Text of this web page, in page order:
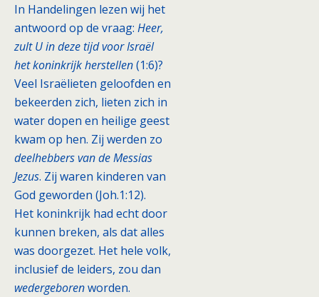
In Handelingen lezen wij het
antwoord op de vraag: Heer,
zult U in deze tijd voor Israël
het koninkrijk herstellen(1:6)?
Veel Israëlieten geloofden en
bekeerden zich, lieten zich in
water dopen en heilige geest
kwam op hen. Zij werden zo
deelhebbers van de Messias
Jezus. Zij waren kinderen van
God geworden (Joh.1:12).
Het koninkrijk had echt door
kunnen breken, als dat alles
was doorgezet. Het hele volk,
inclusief de leiders, zou dan
wedergeborenworden.